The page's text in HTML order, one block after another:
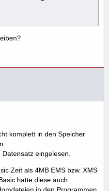
komplett in den Speicher
eingelesen.
Zeit als 4MB EMS bzw. XMS
hatte diese auch